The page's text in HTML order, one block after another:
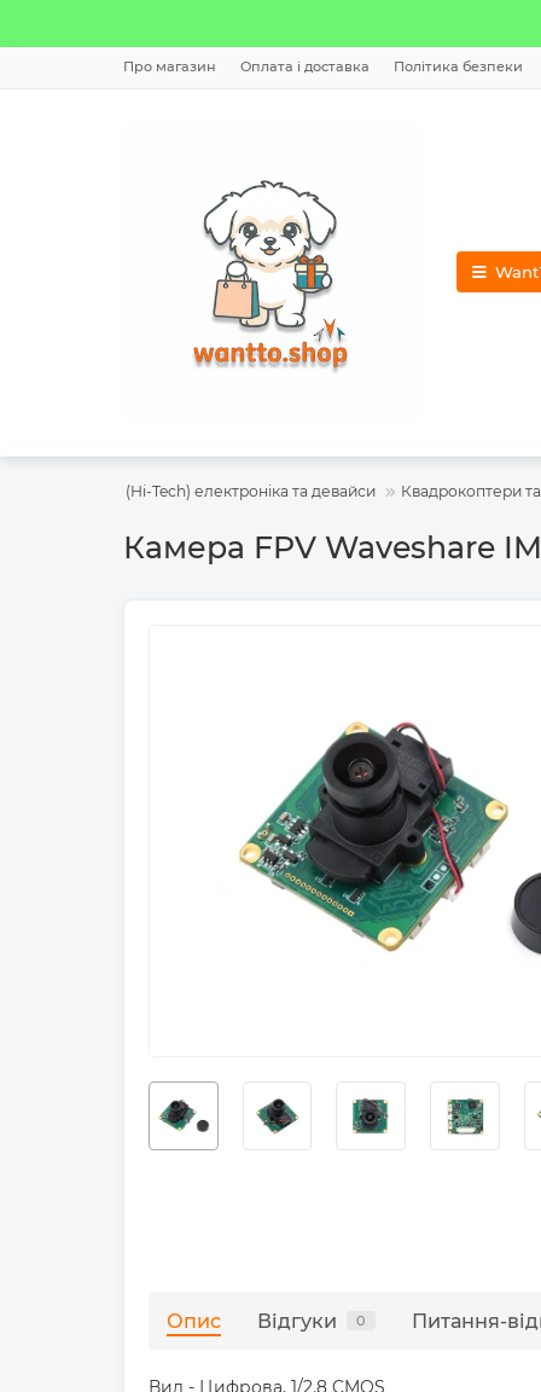
Про магазин Оплата і доставка Політика безпеки
Гаджети (Hi-Tech) електроніка та девайси Квадрокоптери
Камера FPV Waveshare
Опис Відгуки 0 Питання-